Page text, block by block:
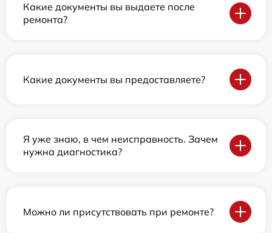
Какие документы вы выдаете после
ремонта?
Какие документы вы предоставляете?
Я уже знаю, в чем неисправность. Зачем
нужна диагностика?
Можно ли присутствовать при ремонте?